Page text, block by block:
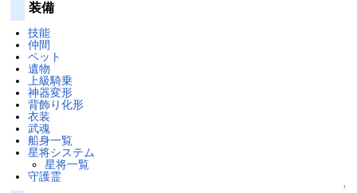
装備
技能
仲間
ペット
遺物
上級騎乗
神器変形
背飾り化形
衣装
武魂
船身一覧
星将システム
星将一覧
守護霊
↑